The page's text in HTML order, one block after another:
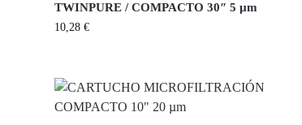
TWINPURE / COMPACTO 30″ 5 µm
10,28 €